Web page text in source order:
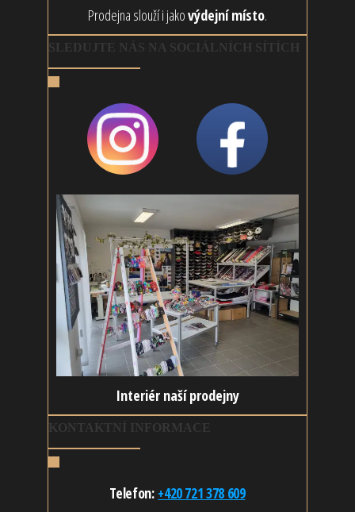
Prodejna slouží i jakovýdejní místo.
SLEDUJTE NÁS NA SOCIÁLNÍCH SÍTÍCH
@rouskujeme Rouškujeme
Interiér naší prodejny
KONTAKTNÍ INFORMACE
Telefon: +420 721 378 609